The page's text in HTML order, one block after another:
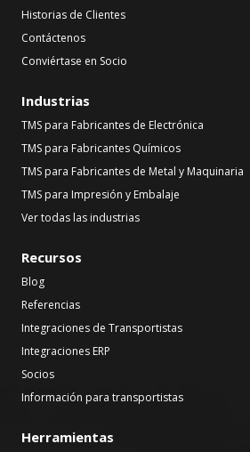
Historias de Clientes
Contáctenos
Conviértase en Socio
Industrias
TMS para Fabricantes de Electrónica
TMS para Fabricantes Químicos
TMS para Fabricantes de Metal y Maquinaria
TMS para Impresión y Embalaje
Ver todas las industrias
Recursos
Blog
Referencias
Integraciones de Transportistas
Integraciones ERP
Socios
Información para transportistas
Herramientas